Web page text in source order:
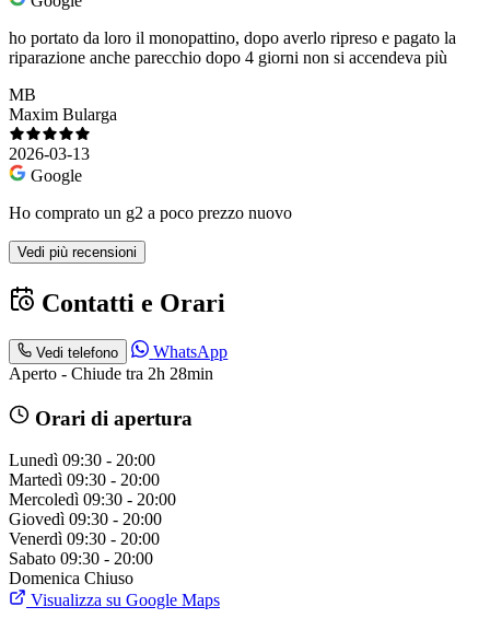
ho portato da loro il monopattino, dopo averlo ripreso e pagato la
riparazione anche parecchio dopo 4 giorni non si accendeva più
MB
Maxim Bularga
2026-03-13
Google
Ho comprato un g2 a poco prezzo nuovo
Vedi più recensioni
Contatti e Orari
Vedi telefono
WhatsApp
Aperto - Chiude tra 2h 28min
Orari di apertura
Lunedì 09:30 - 20:00
Martedì 09:30 - 20:00
Mercoledì 09:30 - 20:00
Giovedì 09:30 - 20:00
Venerdì 09:30 - 20:00
Sabato 09:30 - 20:00
Domenica Chiuso
Visualizza su Google Maps